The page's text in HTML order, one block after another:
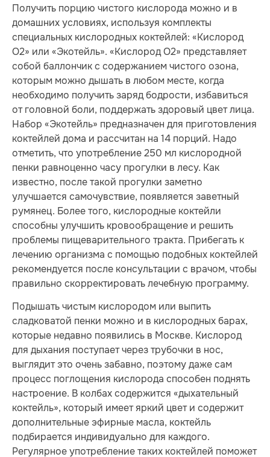
Получить порцию чистого кислорода можно и в
домашних условиях, используя комплекты
специальных кислородных коктейлей: «Кислород
О2» или «Экотейль». «Кислород О2» представляет
собой баллончик с содержанием чистого озона,
которым можно дышать в любом месте, когда
необходимо получить заряд бод­ро­сти, избавиться
от голов­ной боли, поддержать здоровый цвет лица.
Набор «Экотейль» предназначен для приготовления
коктейлей дома и рассчитан на 14 порций. Надо
отметить, что упо­треб­ле­ние 250 мл кислородной
пенки равноценно часу прогулки в лесу. Как
известно, после такой прогулки заметно
улучшается самочувствие, появляется заветный
румянец. Более того, кислородные коктейли
способны улучшить кровообращение и решить
проблемы пищеварительного тракта. Прибегать к
лечению организма с помощью подобных коктейлей
рекомендуется после консультации с врачом, чтобы
правильно скорректировать лечебную программу.
Подышать чистым кислородом или выпить
сладковатой пенки можно и в кислородных барах,
которые недавно появились в Москве. Кислород
для дыхания поступает через трубочки в нос,
выглядит это очень забавно, поэтому даже сам
процесс поглощения кислорода способен поднять
настроение. В колбах содержится «дыхательный
коктейль», который имеет яркий цвет и содержит
дополнительные эфирные масла, коктейль
подбирается индивидуально для каждого.
Регулярное употребление таких коктейлей поможет